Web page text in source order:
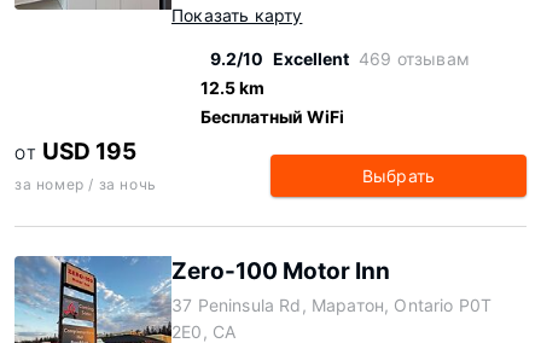
Показать карту
9.2/10 Excellent 469 отзывам
12.5 km
Бесплатный WiFi
ОТ USD 195
за номер / за ночь Выбрать
Zero-100 Motor Inn
37 Peninsula Rd, Маратон, Ontario P0T
2E0, CA